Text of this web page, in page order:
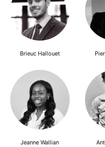
Brieuc Hallouet
Jeanne Wallian